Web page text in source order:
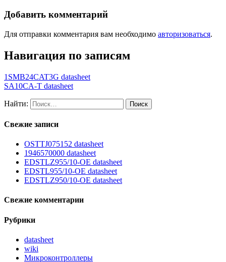
Добавить комментарий
Для отправки комментария вам необходимо авторизоваться.
Навигация по записям
1SMB24CAT3G datasheet
SA10CA-T datasheet
Найти:
Свежие записи
OSTTJ075152 datasheet
1946570000 datasheet
EDSTLZ955/10-OE datasheet
EDSTL955/10-OE datasheet
EDSTLZ950/10-OE datasheet
Свежие комментарии
Рубрики
datasheet
wiki
Микроконтроллеры